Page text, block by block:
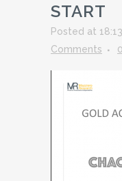
START
Posted at
Comments
0